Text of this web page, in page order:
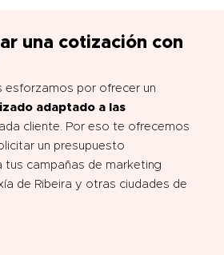
una cotización con
esforzamos por ofrecer un
adaptado a las
cliente. Por eso te ofrecemos
un presupuesto
tus campañas de marketing
de Ribeira y otras ciudades de